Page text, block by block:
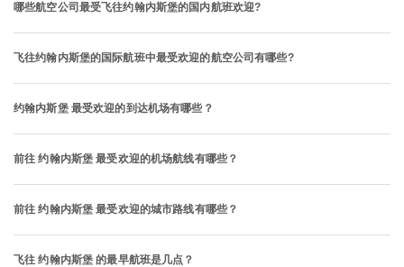
哪些航空公司最受飞往约翰内斯堡的国内航班欢迎?
飞往约翰内斯堡的国际航班中最受欢迎的航空公司有哪些?
约翰内斯堡 最受欢迎的到达机场有哪些？
前往 约翰内斯堡 最受欢迎的机场航线有哪些？
前往 约翰内斯堡 最受欢迎的城市路线有哪些？
飞往 约翰内斯堡 的最早航班是几点？